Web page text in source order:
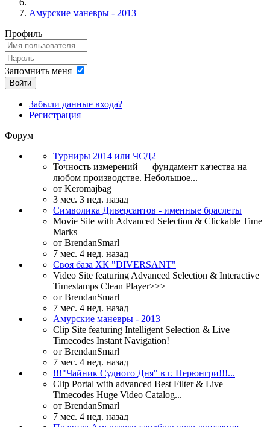
Амурские маневры - 2013
Профиль
Запомнить меня
Войти
Забыли данные входа?
Регистрация
Форум
Турниры 2014 или ЧСД2
Точность измерений — фундамент качества на
любом производстве. Небольшое...
от Keromajbag
3 мес. 3 нед. назад
Символика Диверсантов - именные браслеты
Movie Site with Advanced Selection & Clickable Time
Marks
от BrendanSmarl
7 мес. 4 нед. назад
Своя база ХК "DIVERSANT"
Video Site featuring Advanced Selection & Interactive
Timestamps Clean Player>>>
от BrendanSmarl
7 мес. 4 нед. назад
Амурские маневры - 2013
Clip Site featuring Intelligent Selection & Live
Timecodes Instant Navigation!
от BrendanSmarl
7 мес. 4 нед. назад
!!!"Чайник Судного Дня" в г. Нерюнгри!!!...
Clip Portal with advanced Best Filter & Live
Timecodes Huge Video Catalog...
от BrendanSmarl
7 мес. 4 нед. назад